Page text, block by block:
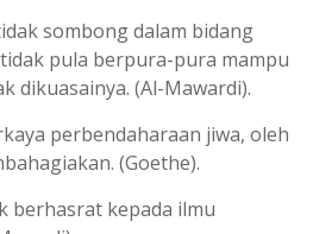
sombong dalam bidang
pula berpura-pura mampu
dikuasainya. (Al-Mawardi).
perbendaharaan jiwa, oleh
(Goethe).
berhasrat kepada ilmu